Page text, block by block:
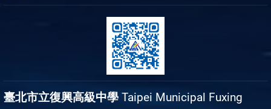
臺北市立復興高級中學 Taipei Municipal Fuxing